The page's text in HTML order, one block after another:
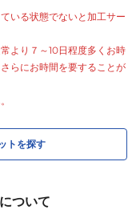
いる状態でないと加工サー
より ７～10日程度多くお時
らにお時間を要することが
ト を探す
ついて